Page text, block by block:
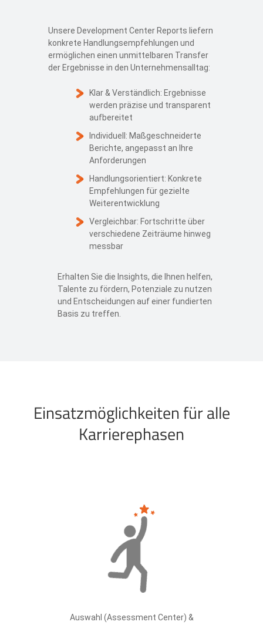
Unsere Development Center Reports liefern
konkrete Handlungsempfehlungen und
ermöglichen einen unmittelbaren Transfer
der Ergebnisse in den Unternehmensalltag:
Klar & Verständlich: Ergebnisse
werden präzise und transparent
aufbereitet
Individuell: Maßgeschneiderte
Berichte, angepasst an Ihre
Anforderungen
Handlungsorientiert: Konkrete
Empfehlungen für gezielte
Weiterentwicklung
Vergleichbar: Fortschritte über
verschiedene Zeiträume hinweg
messbar
Erhalten Sie die Insights, die Ihnen helfen,
Talente zu fördern, Potenziale zu nutzen
und Entscheidungen auf einer fundierten
Basis zu treffen.
Einsatzmöglichkeiten für alle
Karrierephasen
Auswahl (Assessment Center) &